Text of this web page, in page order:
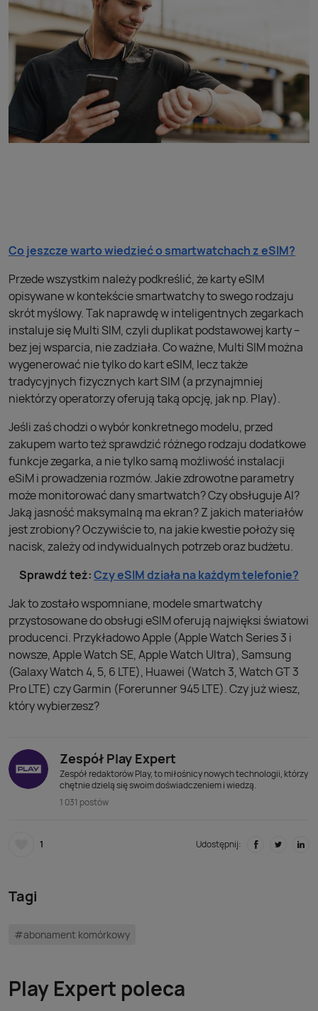
Co jeszcze warto wiedzieć o smartwatchach z eSIM?
Przede wszystkim należy podkreślić, że karty eSIM
opisywane w kontekście smartwatchy to swego rodzaju
skrót myślowy. Tak naprawdę w inteligentnych zegarkach
instaluje się Multi SIM, czyli duplikat podstawowej karty –
bez jej wsparcia, nie zadziała. Co ważne, Multi SIM można
wygenerować nie tylko do kart eSIM, lecz także
tradycyjnych fizycznych kart SIM (a przynajmniej
niektórzy operatorzy oferują taką opcję, jak np. Play).
Jeśli zaś chodzi o wybór konkretnego modelu, przed
zakupem warto też sprawdzić różnego rodzaju dodatkowe
funkcje zegarka, a nie tylko samą możliwość instalacji
eSiM i prowadzenia rozmów. Jakie zdrowotne parametry
może monitorować dany smartwatch? Czy obsługuje AI?
Jaką jasność maksymalną ma ekran? Z jakich materiałów
jest zrobiony? Oczywiście to, na jakie kwestie położy się
nacisk, zależy od indywidualnych potrzeb oraz budżetu.
Sprawdź też:Czy eSIM działa na każdym telefonie?
Jak to zostało wspomniane, modele smartwatchy
przystosowane do obsługi eSIM oferują najwięksi światowi
producenci. Przykładowo Apple (Apple Watch Series 3 i
nowsze, Apple Watch SE, Apple Watch Ultra), Samsung
(Galaxy Watch 4, 5, 6 LTE), Huawei (Watch 3, Watch GT 3
Pro LTE) czy Garmin (Forerunner 945 LTE). Czy już wiesz,
który wybierzesz?
Zespół Play Expert
Zespół redaktorów Play, to miłośnicy nowych technologii, którzy
chętnie dzielą się swoim doświadczeniem i wiedzą.
1 031 postów
1 Udostępnij:
Tagi
#abonament komórkowy
Play Expert poleca